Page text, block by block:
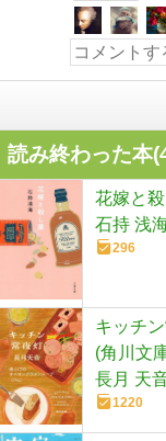
読み終わった本(
花嫁と
石持 浅
296
キッチ
(角川文
長月 天
1220